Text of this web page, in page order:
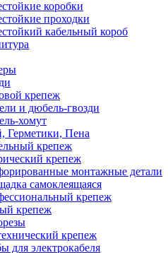
коробки
проходки
кабельный короб
крепеж
и дюбель-гвозди
хомут
Герметики, Пена
крепеж
крепеж
монтажные детали
самоклеящаяся
крепеж
крепеж
крепеж
для электрокабеля